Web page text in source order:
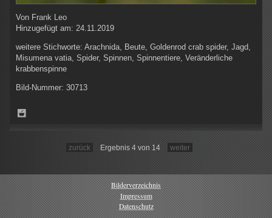
Von Frank Leo
Hinzugefügt am: 24.11.2019
weitere Stichworte: Arachnida, Beute, Goldenrod crab spider, Jagd,
Misumena vatia, Spider, Spinnen, Spinnentiere, Veränderliche
krabbenspinne
Bild-Nummer: 30713
zurück Ergebnis 4 von 14 weiter
Bilderverzeichnis
Impressum
Datenschutz